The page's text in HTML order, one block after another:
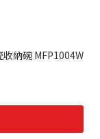
納碗 MFP1004W